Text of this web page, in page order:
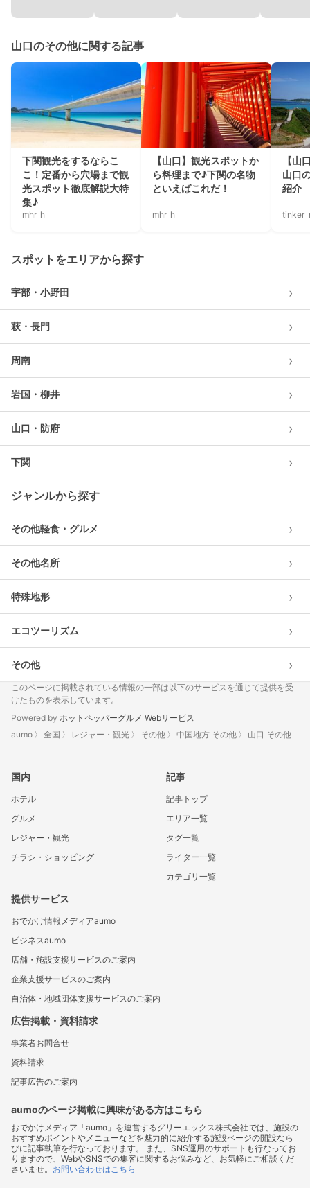
山口のその他に関する記事
下関観光をするならこ
こ！定番から穴場まで観
光スポット徹底解説大特
集♪
mhr_h
【山口】観光スポットか
ら料理まで♪下関の名物
といえばこれだ！
mhr_h
【山
山口
紹介
スポットをエリアから探す
宇部・小野田 ›
萩・長門 ›
周南 ›
岩国・柳井 ›
山口・防府 ›
下関 ›
ジャンルから探す
その他軽食・グルメ ›
その他名所 ›
特殊地形 ›
エコツーリズム ›
その他 ›
このページに掲載されている情報の一部は以下のサービスを通じて提供を受
けたものを表示しています。
Powered by ホットペッパーグルメ Webサービス
aumo
全国 レジャー・観光 その他 中国地方 その他 山口 その他
国内
ホテル
グルメ
レジャー・観光
チラシ・ショッピング
記事
記事トップ
エリア一覧
タグ一覧
ライター一覧
カテゴリ一覧
提供サービス
おでかけ情報メディアaumo
ビジネスaumo
店舗・施設支援サービスのご案内
企業支援サービスのご案内
自治体・地域団体支援サービスのご案内
広告掲載・資料請求
事業者お問合せ
資料請求
記事広告のご案内
aumoのページ掲載に興味がある方はこちら
おでかけメディア「aumo」を運営するグリーエックス株式会社では、施設の
おすすめポイントやメニューなどを魅力的に紹介する施設ページの開設なら
びに記事執筆を行なっております。 また、SNS運用のサポートも行なってお
りますので、WebやSNSでの集客に関するお悩みなど、お気軽にご相談くだ
さいませ。 お問い合わせはこちら